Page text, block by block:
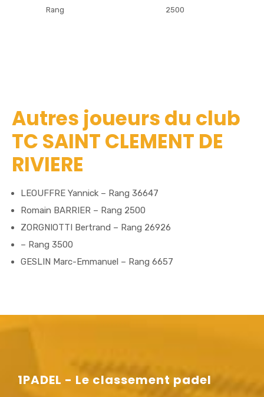
Rang 2500
Autres joueurs du club
TC SAINT CLEMENT DE
RIVIERE
LEOUFFRE Yannick – Rang 36647
Romain BARRIER – Rang 2500
ZORGNIOTTI Bertrand – Rang 26926
– Rang 3500
GESLIN Marc-Emmanuel – Rang 6657
1PADEL - Le classement padel